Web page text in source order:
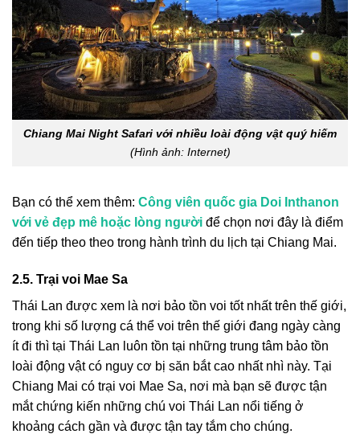
Chiang Mai Night Safari với nhiều loài động vật quý hiếm
(Hình ảnh: Internet)
Bạn có thể xem thêm: Công viên quốc gia Doi Inthanon
với vẻ đẹp mê hoặc lòng người để chọn nơi đây là điểm
đến tiếp theo theo trong hành trình du lịch tại Chiang Mai.
2.5. Trại voi Mae Sa
Thái Lan được xem là nơi bảo tồn voi tốt nhất trên thế giới,
trong khi số lượng cá thể voi trên thế giới đang ngày càng
ít đi thì tại Thái Lan luôn tồn tại những trung tâm bảo tồn
loài động vật có nguy cơ bị săn bắt cao nhất nhì này. Tại
Chiang Mai có trại voi Mae Sa, nơi mà bạn sẽ được tận
mắt chứng kiến những chú voi Thái Lan nổi tiếng ở
khoảng cách gần và được tận tay tắm cho chúng.